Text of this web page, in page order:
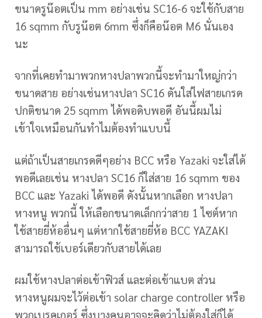
ขนาดรูน๊อตเป็น mm อย่างเช่น SC16-6 จะใช้กับสาย
16 sqmm กับรูน๊อต 6mm ซึ่งก็คือน๊อต M6 นั่นเอง
นะ
จากที่เคยทำมาพวกหางปลาพวกนี้จะทำมาใหญ่กว่า
ขนาดสาย อย่างเช่นหางปลา SC16 ดันใส่ไฟสายเกรด
ปกติขนาด 25 sqmm ได้พอดิบพอดี อันนี้ผมไม่
เข้าใจเหมือนกันทำไมต้องทำแบบนี้
แต่ถ้าเป็นสายเกรดดีๆอย่าง BCC หรือ Yazaki จะใส่ได้
พอดีเลยเช่น หางปลา SC16 ก็ใส่สาย 16 sqmm ของ
BCC และ Yazaki ได้พอดี ดังนั้นหากเลือก หางปลา
หางหนู พวกนี้ ให้เลือกขนาดเล็กกว่าสาย 1 ไซต์หาก
ใช้สายยี่ห้ออื่นๆ แต่หากใช้สายยี่ห้อ BCC YAZAKI
สามารถใช้เบอร์เดียวกับสายได้เลย
ผมใช้หางปลาต่อเข้าฟิวส์ และต่อเข้าแบต ส่วน
หางหนูผมจะไว้ต่อเข้า solar charge controller หรือ
พวกเบรคเกอร์ ซึ่งบางคนอาจจะคิดว่าไม่ต้องใส่ก็ได้